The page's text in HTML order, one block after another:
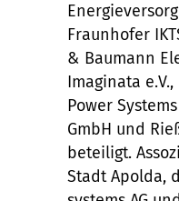
Fraunhofer
& Baumann
Imaginata
Power Systems
GmbH und
beteiligt.
Stadt Apolda,